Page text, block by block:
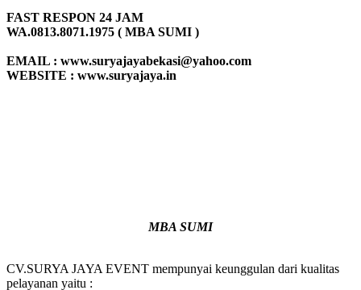
FAST RESPON 24 JAM
WA.0813.8071.1975 ( MBA SUMI )
EMAIL : www.suryajayabekasi@yahoo.com
WEBSITE : www.suryajaya.in
MBA SUMI
CV.SURYA JAYA EVENT mempunyai keunggulan dari kualitas
pelayanan yaitu :